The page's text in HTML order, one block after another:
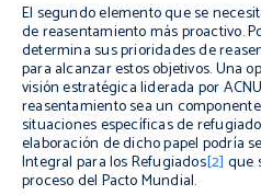
El segundo elemento que se
de reasentamiento más proactivo.
determina sus prioridades de
para alcanzar estos objetivos. Una
visión estratégica liderada por
reasentamiento sea un
situaciones específicas de
elaboración de dicho papel podría
Integral para los Refugiados[2] que
proceso del Pacto Mundial.